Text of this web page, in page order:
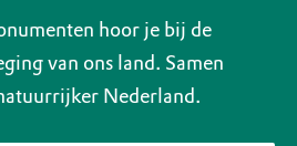
hoor je bij de
van ons land. Samen
Nederland.